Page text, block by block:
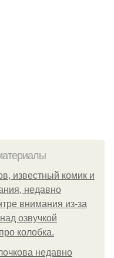
известный комик и
недавно
внимания из-за
озвучкой
колобка.
недавно